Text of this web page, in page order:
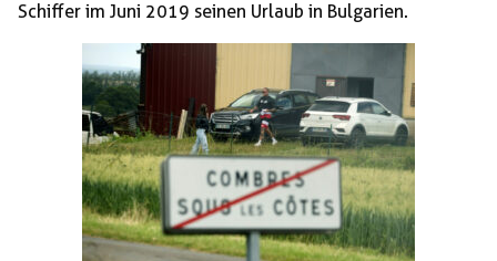
Schiffer im Juni 2019 seinen Urlaub in Bulgarien.